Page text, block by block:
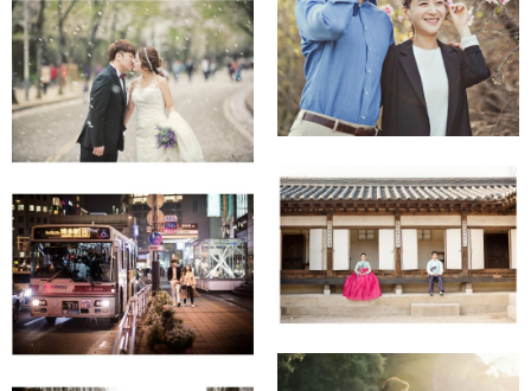
인천대공원
남산한옥마을
후쿠오카